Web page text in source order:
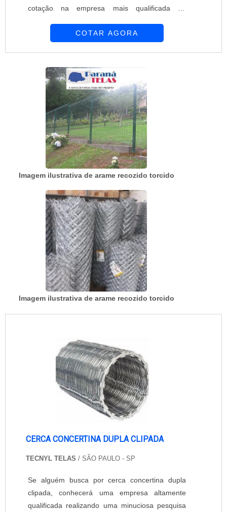
cotação na empresa mais qualificada do
organização mais competente do ramo.É
tipo de cuidado ajuda a garantir a qualidade e
durabilidade dos materiais, além de evitar
prejuízos...
COTAR AGORA
Imagem ilustrativa de arame recozido torcido
Imagem ilustrativa de arame recozido torcido
CERCA CONCERTINA DUPLA CLIPADA
TECNYL TELAS / SÃO PAULO - SP
Se alguém busca por cerca concertina dupla
clipada, conhecerá uma empresa altamente
qualificada realizando uma minuciosa pesquisa